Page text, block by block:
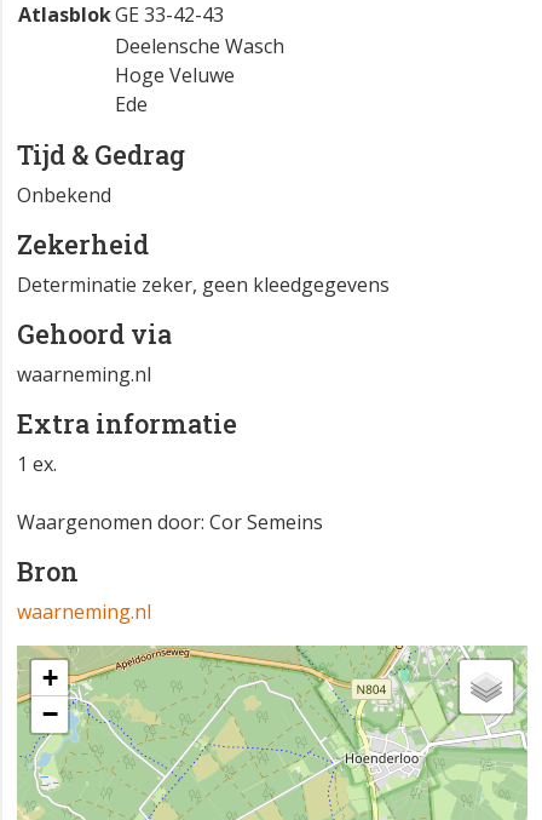
AtlasblokGE 33-42-43
Deelensche Wasch
Hoge Veluwe
Ede
Tijd & Gedrag
Onbekend
Zekerheid
Determinatie zeker, geen kleedgegevens
Gehoord via
waarneming.nl
Extra informatie
1 ex.
Waargenomen door: Cor Semeins
Bron
waarneming.nl
+
−